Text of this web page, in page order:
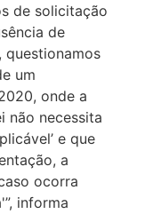
de solicitação
de
questionamos
um
onde a
não necessita
e que
a
ocorra
informa